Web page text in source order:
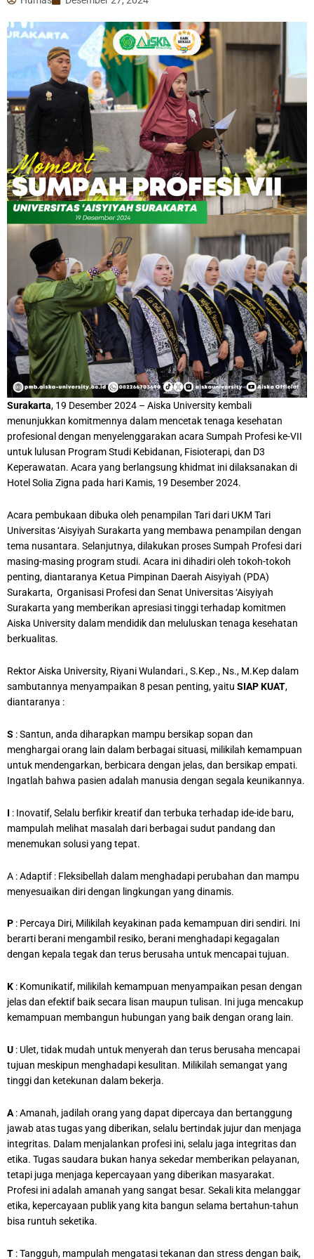
Surakarta, 19 Desember 2024 – Aiska University kembali
menunjukkan komitmennya dalam mencetak tenaga kesehatan
profesional dengan menyelenggarakan acara Sumpah Profesi ke-VII
untuk lulusan Program Studi Kebidanan, Fisioterapi, dan D3
Keperawatan. Acara yang berlangsung khidmat ini dilaksanakan di
Hotel Solia Zigna pada hari Kamis, 19 Desember 2024.
Acara pembukaan dibuka oleh penampilan Tari dari UKM Tari
Universitas ‘Aisyiyah Surakarta yang membawa penampilan dengan
tema nusantara. Selanjutnya, dilakukan proses Sumpah Profesi dari
masing-masing program studi. Acara ini dihadiri oleh tokoh-tokoh
penting, diantaranya Ketua Pimpinan Daerah Aisyiyah (PDA)
Surakarta, Organisasi Profesi dan Senat Universitas ‘Aisyiyah
Surakarta yang memberikan apresiasi tinggi terhadap komitmen
Aiska University dalam mendidik dan meluluskan tenaga kesehatan
berkualitas.
Rektor Aiska University, Riyani Wulandari., S.Kep., Ns., M.Kep dalam
sambutannya menyampaikan 8 pesan penting, yaitu SIAP KUAT,
diantaranya :
S : Santun, anda diharapkan mampu bersikap sopan dan
menghargai orang lain dalam berbagai situasi, milikilah kemampuan
untuk mendengarkan, berbicara dengan jelas, dan bersikap empati.
Ingatlah bahwa pasien adalah manusia dengan segala keunikannya.
I : Inovatif, Selalu berfikir kreatif dan terbuka terhadap ide-ide baru,
mampulah melihat masalah dari berbagai sudut pandang dan
menemukan solusi yang tepat.
A : Adaptif : Fleksibellah dalam menghadapi perubahan dan mampu
menyesuaikan diri dengan lingkungan yang dinamis.
P : Percaya Diri, Milikilah keyakinan pada kemampuan diri sendiri. Ini
berarti berani mengambil resiko, berani menghadapi kegagalan
dengan kepala tegak dan terus berusaha untuk mencapai tujuan.
K : Komunikatif, milikilah kemampuan menyampaikan pesan dengan
jelas dan efektif baik secara lisan maupun tulisan. Ini juga mencakup
kemampuan membangun hubungan yang baik dengan orang lain.
U : Ulet, tidak mudah untuk menyerah dan terus berusaha mencapai
tujuan meskipun menghadapi kesulitan. Milikilah semangat yang
tinggi dan ketekunan dalam bekerja.
A: Amanah, jadilah orang yang dapat dipercaya dan bertanggung
jawab atas tugas yang diberikan, selalu bertindak jujur dan menjaga
integritas. Dalam menjalankan profesi ini, selalu jaga integritas dan
etika. Tugas saudara bukan hanya sekedar memberikan pelayanan,
tetapi juga menjaga kepercayaan yang diberikan masyarakat.
Profesi ini adalah amanah yang sangat besar. Sekali kita melanggar
etika, kepercayaan publik yang kita bangun selama bertahun-tahun
bisa runtuh seketika.
T : Tangguh, mampulah mengatasi tekanan dan stress dengan baik,